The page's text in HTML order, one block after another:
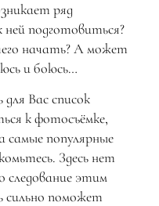
ряд
подготовиться?
начать? А может
и боюсь…
Вас список
к фотосъёмке,
популярные
Здесь нет
следование этим
сильно поможет